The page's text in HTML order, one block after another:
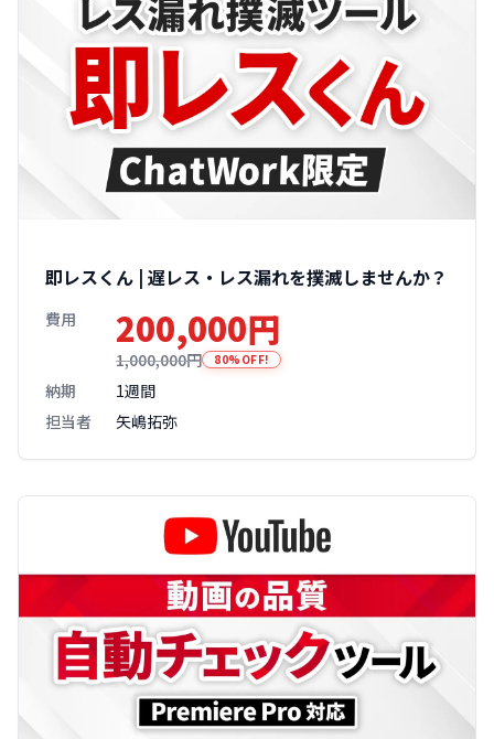
即レスくん | 遅レス・レス漏れを撲滅しませんか？
費用 200,000円
1,000,000円 80%OFF!
納期
1週間
担当者
矢嶋拓弥